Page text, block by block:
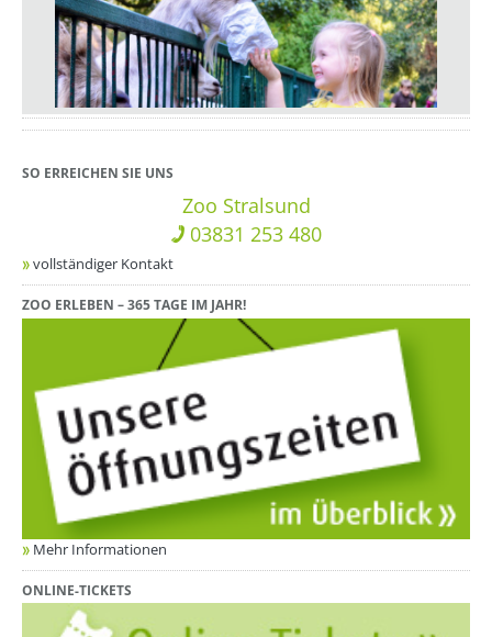
SO ERREICHEN SIE UNS
Zoo Stralsund
03831 253 480
vollständiger Kontakt
ZOO ERLEBEN – 365 TAGE IM JAHR!
Mehr Informationen
ONLINE-TICKETS